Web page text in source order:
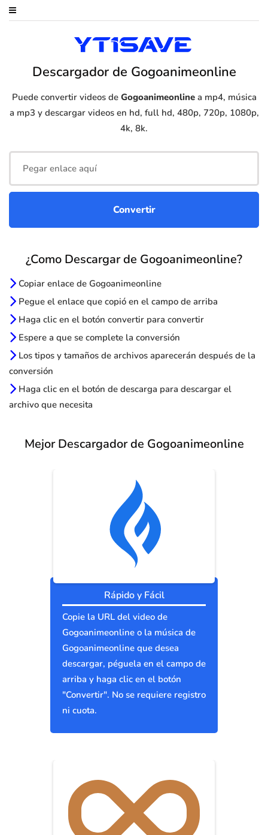
Descargador de Gogoanimeonline
Puede convertir videos de Gogoanimeonlinea mp4, música
a mp3 y descargar videos en hd, full hd, 480p, 720p, 1080p,
4k, 8k.
¿Como Descargar de Gogoanimeonline?
Copiar enlace de Gogoanimeonline
Pegue el enlace que copió en el campo de arriba
Haga clic en el botón convertir para convertir
Espere a que se complete la conversión
Los tipos y tamaños de archivos aparecerán después de la
conversión
Haga clic en el botón de descarga para descargar el
archivo que necesita
Mejor Descargador de Gogoanimeonline
Rápido y Fácil
Copie la URL del video de
Gogoanimeonline o la música de
Gogoanimeonline que desea
descargar, péguela en el campo de
arriba y haga clic en el botón
"Convertir". No se requiere registro
ni cuota.